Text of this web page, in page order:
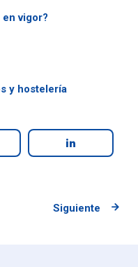
vigor?
y hostelería
Siguiente